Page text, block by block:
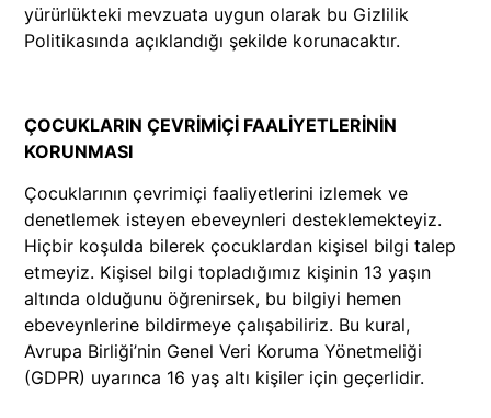
yürürlükteki mevzuata uygun olarak bu Gizlilik
Politikasında açıklandığı şekilde korunacaktır.
ÇOCUKLARIN ÇEVRİMİÇİ FAALİYETLERİNİN
KORUNMASI
Çocuklarının çevrimiçi faaliyetlerini izlemek ve
denetlemek isteyen ebeveynleri desteklemekteyiz.
Hiçbir koşulda bilerek çocuklardan kişisel bilgi talep
etmeyiz. Kişisel bilgi topladığımız kişinin 13 yaşın
altında olduğunu öğrenirsek, bu bilgiyi hemen
ebeveynlerine bildirmeye çalışabiliriz. Bu kural,
Avrupa Birliği’nin Genel Veri Koruma Yönetmeliği
(GDPR) uyarınca 16 yaş altı kişiler için geçerlidir.